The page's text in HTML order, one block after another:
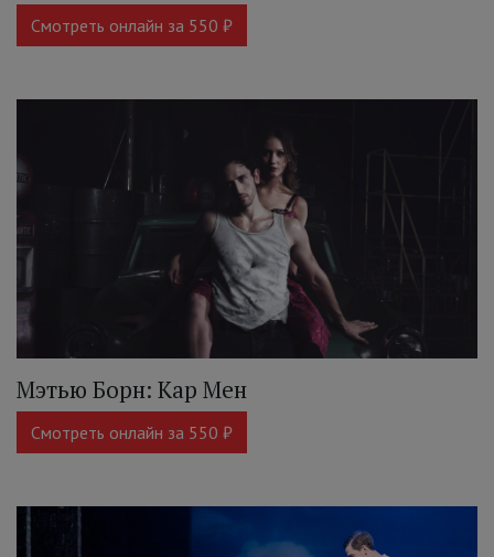
Смотреть онлайн за 550 ₽
Мэтью Борн: Кар Мен
Смотреть онлайн за 550 ₽